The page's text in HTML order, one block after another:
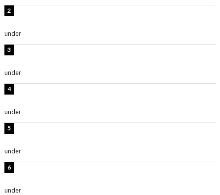
under
under
under
under
under